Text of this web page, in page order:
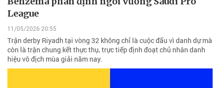
League
11/05/2026 20:55
Trận derby Riyadh tại vòng 32 không chỉ là cuộc đấu vì danh dự mà
còn là trận chung kết thực thụ, trực tiếp định đoạt chủ nhân danh
hiệu vô địch mùa giải năm nay.